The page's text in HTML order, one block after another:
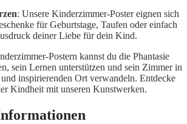
: Unsere Kinderzimmer-Poster eignen sich
für Geburtstage, Taufen oder einfach
deiner Liebe für dein Kind.
Postern kannst du die Phantasie
sein Lernen unterstützen und sein Zimmer in
inspirierenden Ort verwandeln. Entdecke
Kindheit mit unseren Kunstwerken.